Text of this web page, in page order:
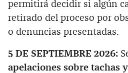
permitirá decidir si algún
retirado del proceso por
o denuncias presentadas.
5 DE SEPTIEMBRE 2026:
apelaciones sobre tachas